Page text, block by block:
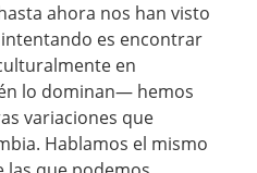
ahora nos han visto
intentando es encontrar
en
lo dominan— hemos
variaciones que
Hablamos el mismo